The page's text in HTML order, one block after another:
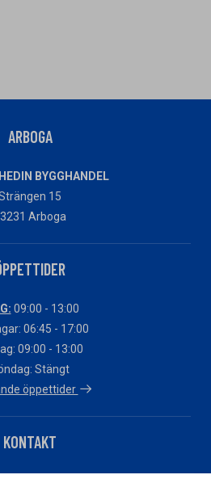
ARBOGA
BYGGHANDEL
15
Arboga
09:00 - 13:00
06:45 - 17:00
09:00 - 13:00
Stängt
öppettider
KONTAKT